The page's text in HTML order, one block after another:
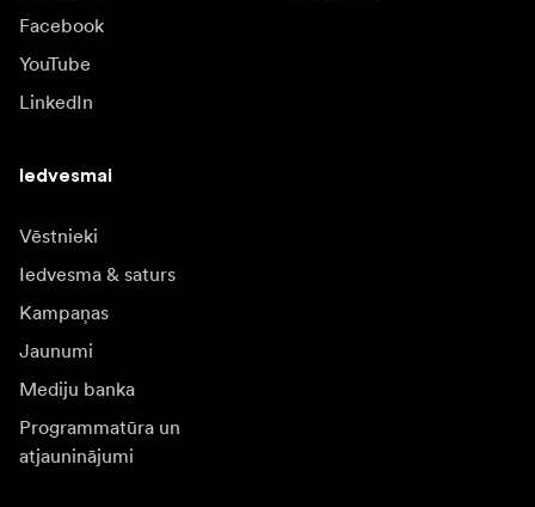
Facebook
YouTube
LinkedIn
Iedvesmai
Vēstnieki
Iedvesma & saturs
Kampaņas
Jaunumi
Mediju banka
Programmatūra un
atjauninājumi